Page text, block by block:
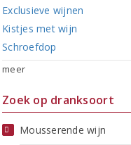
Exclusieve wijnen
Kistjes met wijn
Schroefdop
meer
Zoek op dranksoort
Mousserende wijn